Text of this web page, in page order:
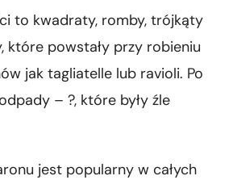
to kwadraty, romby, trójkąty
które powstały przy robieniu
jak tagliatelle lub ravioli. Po
– ?, które były źle
jest popularny w całych